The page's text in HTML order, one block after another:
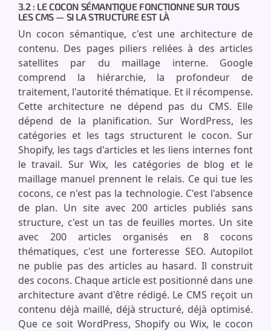
3.2 : LE COCON SÉMANTIQUE FONCTIONNE SUR TOUS
LES CMS — SI LA STRUCTURE EST LÀ
Un cocon sémantique, c'est une architecture de
contenu. Des pages piliers reliées à des articles
satellites par du maillage interne. Google
comprend la hiérarchie, la profondeur de
traitement, l'autorité thématique. Et il récompense.
Cette architecture ne dépend pas du CMS. Elle
dépend de la planification. Sur WordPress, les
catégories et les tags structurent le cocon. Sur
Shopify, les tags d'articles et les liens internes font
le travail. Sur Wix, les catégories de blog et le
maillage manuel prennent le relais. Ce qui tue les
cocons, ce n'est pas la technologie. C'est l'absence
de plan. Un site avec 200 articles publiés sans
structure, c'est un tas de feuilles mortes. Un site
avec 200 articles organisés en 8 cocons
thématiques, c'est une forteresse SEO. Autopilot
ne publie pas des articles au hasard. Il construit
des cocons. Chaque article est positionné dans une
architecture avant d'être rédigé. Le CMS reçoit un
contenu déjà maillé, déjà structuré, déjà optimisé.
Que ce soit WordPress, Shopify ou Wix, le cocon